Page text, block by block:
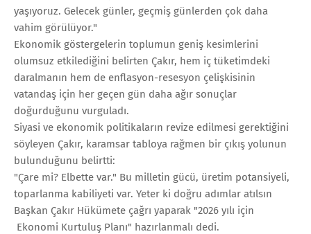
yaşıyoruz. Gelecek günler, geçmiş günlerden çok daha
vahim görülüyor."
Ekonomik göstergelerin toplumun geniş kesimlerini
olumsuz etkilediğini belirten Çakır, hem iç tüketimdeki
daralmanın hem de enflasyon-resesyon çelişkisinin
vatandaş için her geçen gün daha ağır sonuçlar
doğurduğunu vurguladı.
Siyasi ve ekonomik politikaların revize edilmesi gerektiğini
söyleyen Çakır, karamsar tabloya rağmen bir çıkış yolunun
bulunduğunu belirtti:
"Çare mi? Elbette var." Bu milletin gücü, üretim potansiyeli,
toparlanma kabiliyeti var. Yeter ki doğru adımlar atılsın
Başkan Çakır Hükümete çağrı yaparak "2026 yılı için
Ekonomi Kurtuluş Planı" hazırlanmalı dedi.